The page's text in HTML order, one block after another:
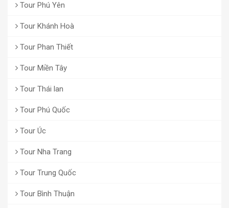
Tour Phú Yên
Tour Khánh Hoà
Tour Phan Thiết
Tour Miền Tây
Tour Thái lan
Tour Phú Quốc
Tour Úc
Tour Nha Trang
Tour Trung Quốc
Tour Bình Thuận